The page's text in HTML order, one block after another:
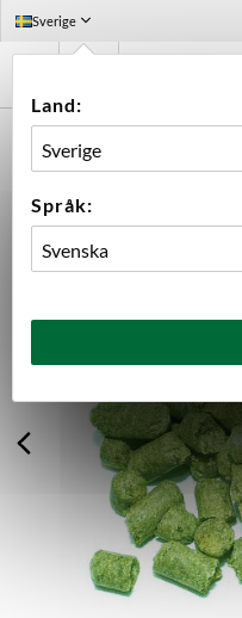
Sverige
Land:
Språk:
SAPHIR PELLETS 2025